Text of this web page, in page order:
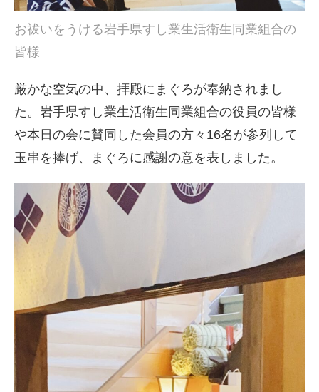
お祓いをうける岩手県すし業生活衛生同業組合の
皆様
厳かな空気の中、拝殿にまぐろが奉納されまし
た。岩手県すし業生活衛生同業組合の役員の皆様
や本日の会に賛同した会員の方々16名が参列して
玉串を捧げ、まぐろに感謝の意を表しました。